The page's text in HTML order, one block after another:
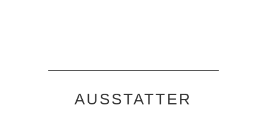
AUSSTATTER